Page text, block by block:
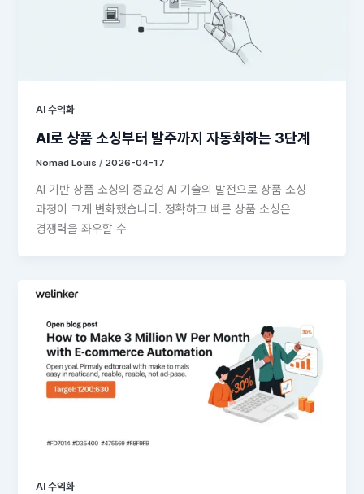
AI 수익화
AI로 상품 소싱부터 발주까지 자동화하는 3단계
Nomad Louis/ 2026-04-17
AI 기반 상품 소싱의 중요성 AI 기술의 발전으로 상품 소싱
과정이 크게 변화했습니다. 정확하고 빠른 상품 소싱은
경쟁력을 좌우할 수
AI 수익화